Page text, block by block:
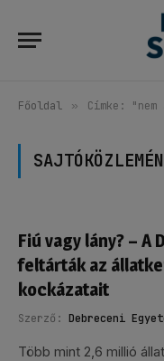
Főoldal » Címke: "nem
Fiú vagy lány? –
feltárták az
kockázatait
Szerző: Debreceni
Több mint 2,6 millió